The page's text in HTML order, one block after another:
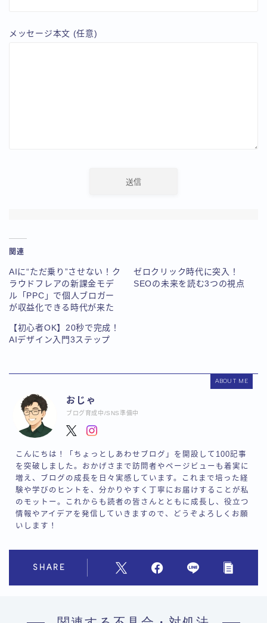
メッセージ本文 (任意)
関連
AIに“ただ乗り”させない！ク
ラウドフレアの新課金モデ
ル「PPC」で個人ブロガー
が収益化できる時代が来た
ゼロクリック時代に突入！
SEOの未来を読む3つの視点
【初心者OK】20秒で完成！
AIデザイン入門3ステップ
ABOUT ME
おじゃ
ブログ育成中/SNS準備中
こんにちは！「ちょっとしあわせブログ」を開設して100記事
を突破しました。おかげさまで訪問者やページビューも着実に
増え、ブログの成長を日々実感しています。これまで培った経
験や学びのヒントを、分かりやすく丁寧にお届けすることが私
のモットー。これからも読者の皆さんとともに成長し、役立つ
情報やアイデアを発信していきますので、どうぞよろしくお願
いします！
SHARE